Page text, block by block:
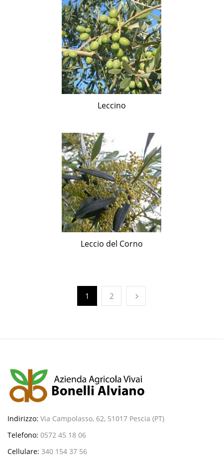
Leccino
Leccio del Corno
1 2
Indirizzo: Via Campolasso, 62, 51017 Pescia (PT)
Telefono: 0572 45 18 06
Cellulare: 340 154 37 56